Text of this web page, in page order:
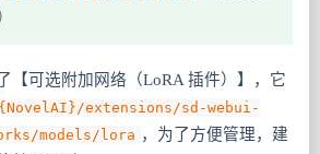
【可选附加网络（LoRA 插件）】，它
extensions/sd-webui-
models/lora ，为了方便管理，建